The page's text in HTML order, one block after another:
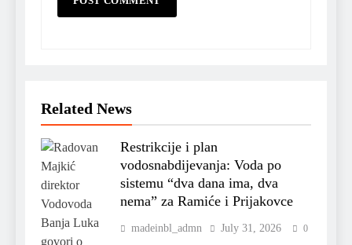
Related News
Restrikcije i plan
vodosnabdijevanja: Voda po
sistemu “dva dana ima, dva
nema” za Ramiće i Prijakovce
madeinbl_admn July 31, 2026 0